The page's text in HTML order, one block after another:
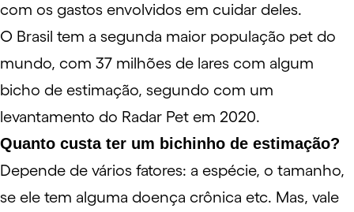
com os gastos envolvidos em cuidar deles.
O Brasil tem a segunda maior população pet do
mundo, com 37 milhões de lares com algum
bicho de estimação, segundo com um
levantamento do Radar Pet em 2020.
Quanto custa ter um bichinho de estimação?
Depende de vários fatores: a espécie, o tamanho,
se ele tem alguma doença crônica etc. Mas, vale